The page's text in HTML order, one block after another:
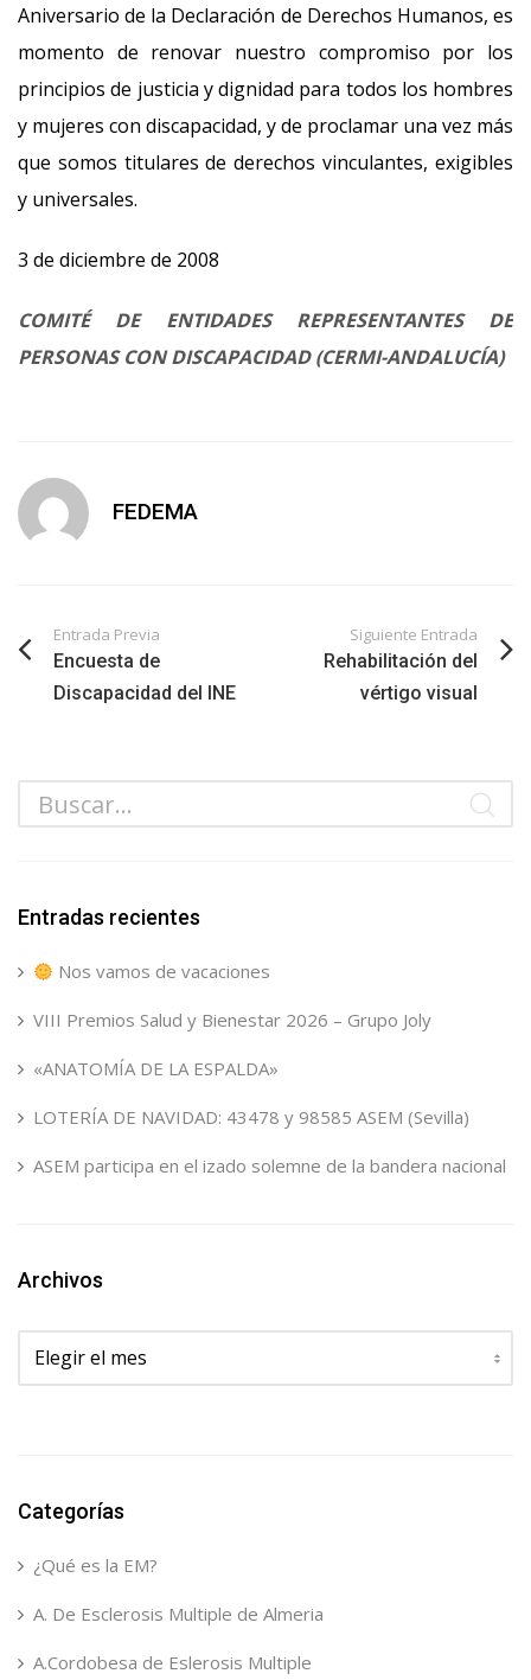
Aniversario de la Declaración de Derechos Humanos, es
momento de renovar nuestro compromiso por los
principios de justicia y dignidad para todos los hombres
y mujeres con discapacidad, y de proclamar una vez más
que somos titulares de derechos vinculantes, exigibles
y universales.
3 de diciembre de 2008
COMITÉ DE ENTIDADES REPRESENTANTES DE
PERSONAS CON DISCAPACIDAD (CERMI-ANDALUCÍA)
FEDEMA
Entrada Previa
Encuesta de
Discapacidad del INE
Siguiente Entrada
Rehabilitación del
vértigo visual
Entradas recientes
Nos vamos de vacaciones
VIII Premios Salud y Bienestar 2026 – Grupo Joly
«ANATOMÍA DE LA ESPALDA»
LOTERÍA DE NAVIDAD: 43478 y 98585 ASEM (Sevilla)
ASEM participa en el izado solemne de la bandera nacional
Archivos
Archivos
Categorías
¿Qué es la EM?
A. De Esclerosis Multiple de Almeria
A.Cordobesa de Eslerosis Multiple